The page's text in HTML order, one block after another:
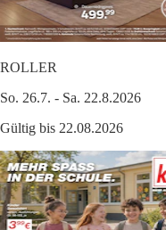
ROLLER
So. 26.7. - Sa. 22.8.2026
Gültig bis 22.08.2026